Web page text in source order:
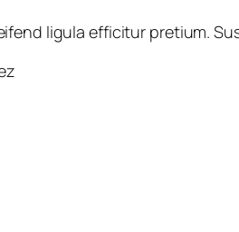
ligula efficitur pretium.